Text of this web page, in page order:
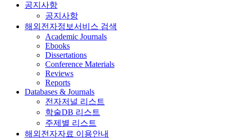
공지사항
공지사항
해외전자정보서비스 검색
Academic Journals
Ebooks
Dissertations
Conference Materials
Reviews
Reports
Databases & Journals
전자저널 리스트
학술DB 리스트
주제별 리스트
해외전자자료 이용안내